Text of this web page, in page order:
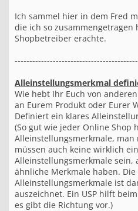
WIch sammel hier in dem Fred
die ich so
Shopbetreiber erachte.
Alleinstellungsmerkmal
Wie hebt Ihr Euch von
an Eurem Produkt oder Eurer
Definiert ein klares
(So gut wie jeder Online Shop
Alleinstellungsmerkmale, man
müssen auch keine wirklich
Alleinstellungsmerkmale sein,
ähnliche Merkmale haben.
Alleinstellungsmerkmale ist
auszeichnet. Ein USP hilft
es gibt die Richtung vor.)